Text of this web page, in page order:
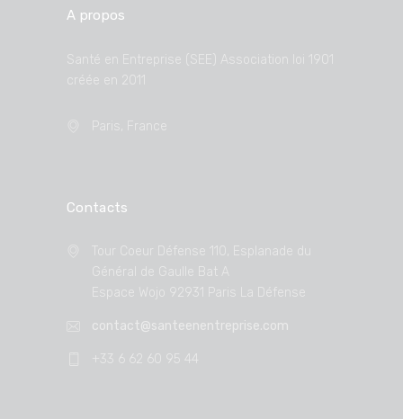
A propos
Santé en Entreprise (SEE) Association loi 1901
créée en 2011
Paris, France
Contacts
Tour Coeur Défense 110, Esplanade du
Général de Gaulle Bat A
Espace Wojo 92931 Paris La Défense
contact@santeenentreprise.com
+33 6 62 60 95 44